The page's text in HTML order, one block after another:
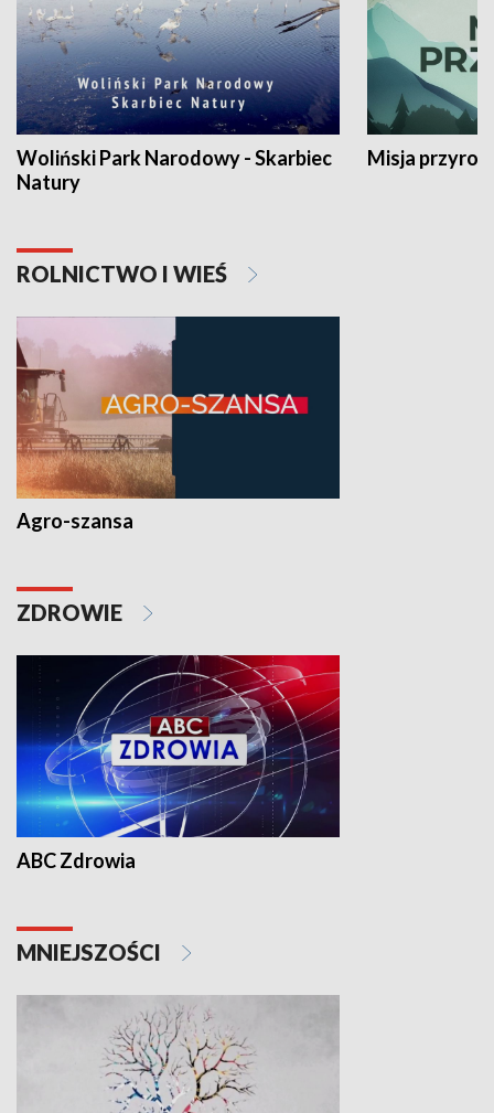
Woliński Park Narodowy - Skarbiec
Natury
Misja
ROLNICTWO I WIEŚ
Agro-szansa
ZDROWIE
ABC Zdrowia
MNIEJSZOŚCI